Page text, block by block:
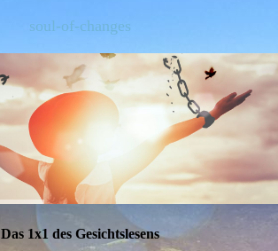
soul-of-changes
Das 1x1 des Gesichtslesens